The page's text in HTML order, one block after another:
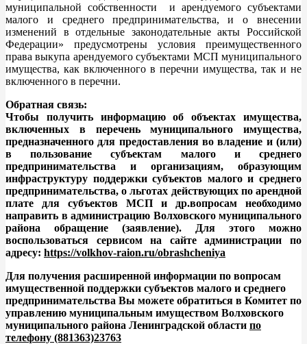
муниципальной собственности и арендуемого субъектами
малого и среднего предпринимательства, и о внесении
изменений в отдельные законодательные акты Российской
Федерации» предусмотрены условия преимущественного
права выкупа арендуемого субъектами МСП муниципального
имущества, как включенного в перечни имущества, так и не
включенного в перечни.
Обратная связь:
Чтобы получить информацию об объектах имущества,
включенных в перечень муниципального имущества,
предназначенного для предоставления во владение и (или)
в пользование субъектам малого и среднего
предпринимательства и организациям, образующим
инфраструктуру поддержки субъектов малого и среднего
предпринимательства, о льготах действующих по арендной
плате для субъектов МСП и др.вопросам необходимо
направить в администрацию Волховского муниципального
района обращение (заявление). Для этого можно
воспользоваться сервисом на сайте администрации по
адресу: https://volkhov-raion.ru/obrashcheniya
Для получения расширенной информации по вопросам
имущественной поддержки субъектов малого и среднего
предпринимательства Вы можете обратиться в Комитет по
управлению муниципальным имуществом Волховского
муниципального района Ленинградской области по
телефону (881363)23763